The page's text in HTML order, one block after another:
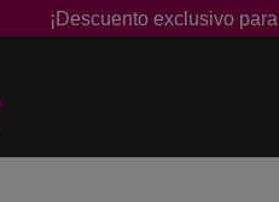
¡Descuento exclusivo